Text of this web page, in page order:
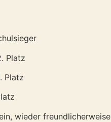
Platz
Platz
wieder